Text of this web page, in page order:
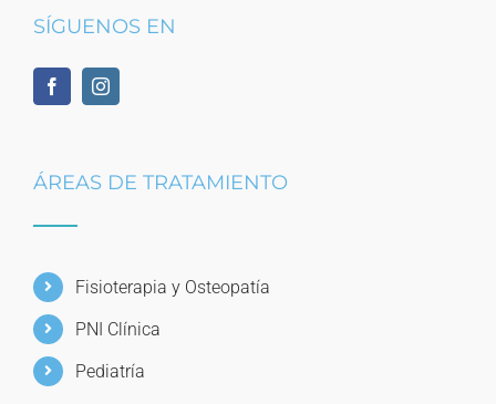
SÍGUENOS EN
ÁREAS DE TRATAMIENTO
Fisioterapia y Osteopatía
PNI Clínica
Pediatría